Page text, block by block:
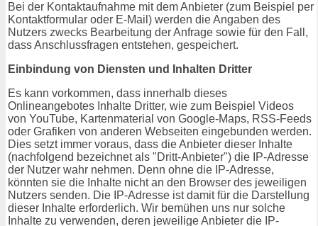
Bei der Kontaktaufnahme mit dem Anbieter (zum Beispiel per
Kontaktformular oder E-Mail) werden die Angaben des
Nutzers zwecks Bearbeitung der Anfrage sowie für den Fall,
dass Anschlussfragen entstehen, gespeichert.
Einbindung von Diensten und Inhalten Dritter
Es kann vorkommen, dass innerhalb dieses
Onlineangebotes Inhalte Dritter, wie zum Beispiel Videos
von YouTube, Kartenmaterial von Google-Maps, RSS-Feeds
oder Grafiken von anderen Webseiten eingebunden werden.
Dies setzt immer voraus, dass die Anbieter dieser Inhalte
(nachfolgend bezeichnet als "Dritt-Anbieter") die IP-Adresse
der Nutzer wahr nehmen. Denn ohne die IP-Adresse,
könnten sie die Inhalte nicht an den Browser des jeweiligen
Nutzers senden. Die IP-Adresse ist damit für die Darstellung
dieser Inhalte erforderlich. Wir bemühen uns nur solche
Inhalte zu verwenden, deren jeweilige Anbieter die IP-